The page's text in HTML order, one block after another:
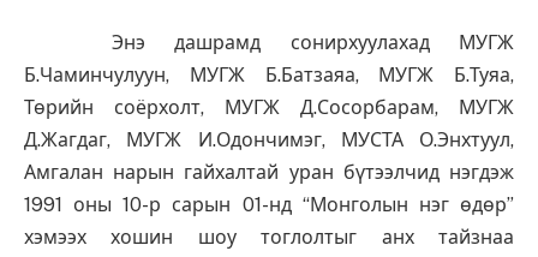
Энэ дашрамд сонирхуулахад МУГЖ
Б.Чаминчулуун, МУГЖ Б.Батзаяа, МУГЖ Б.Туяа,
Төрийн соёрхолт, МУГЖ Д.Сосорбарам, МУГЖ
Д.Жагдаг, МУГЖ И.Одончимэг, МУСТА О.Энхтуул,
Амгалан нарын гайхалтай уран бүтээлчид нэгдэж
1991 оны 10-р сарын 01-нд “Монголын нэг өдөр”
хэмээх хошин шоу тоглолтыг анх тайзнаа